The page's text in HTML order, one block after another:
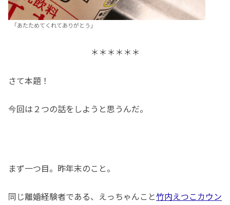
「あたためてくれてありがとう」
＊＊＊＊＊＊
さて本題！
今回は２つの話をしようと思うんだ。
まず一つ目。昨年末のこと。
同じ離婚経験者である、えっちゃんこと竹内えつこカウン